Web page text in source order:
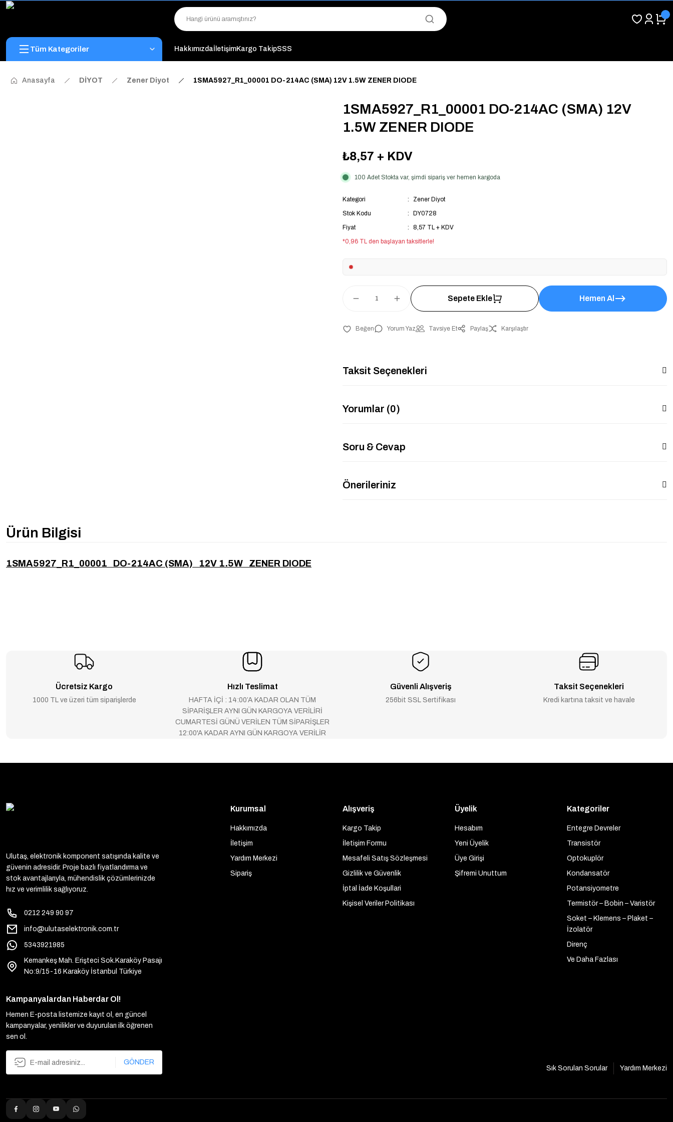
"Saat 14:00'a Kadar Verilen Siparişlerde Aynı Gün Kargo Avantajı!
"Binlerce Ürün Çeşitliliği ile Stoktan Hemen Teslim."
Tüm Kategoriler HakkımızdaİletişimKargo TakipSSS
Anasayfa DİYOT Zener Diyot 1SMA5927_R1_00001 DO-214AC (SMA) 12V 1.5W ZENER DIODE
1SMA5927_R1_00001 DO-214AC (SMA) 12V
1.5W ZENER DIODE
₺8,57 + KDV
100 Adet Stokta var, şimdi sipariş ver hemen kargoda
Kategori
Zener Diyot
Stok Kodu
DY0728
Fiyat
8,57 TL + KDV
*0,96 TL den başlayan taksitlerle!
Sepete Ekle Hemen Al
Yorum Yaz Tavsiye Et Paylaş Karşılaştır
Taksit Seçenekleri
Yorumlar (0)
Soru & Cevap
Önerileriniz
Ürün Bilgisi
1SMA5927_R1_00001 DO-214AC (SMA) 12V 1.5W ZENER DIODE
Ücretsiz Kargo
1000 TL ve üzeri tüm siparişlerde
Hızlı Teslimat
HAFTA İÇİ : 14:00’A KADAR OLAN TÜM
SİPARİŞLER AYNI GÜN KARGOYA VERİLİRİ
CUMARTESİ GÜNÜ VERİLEN TÜM SİPARİŞLER
12:00'A KADAR AYNI GÜN KARGOYA VERİLİR
Güvenli Alışveriş
256bit SSL Sertifikası
Taksit Seçenekleri
Kredi kartına taksit ve havale
Ulutaş, elektronik komponent satışında kalite ve
güvenin adresidir. Proje bazlı fiyatlandırma ve
stok avantajlarıyla, mühendislik çözümlerinizde
hız ve verimlilik sağlıyoruz.
0212 249 90 97
info@ulutaselektronik.com.tr
5343921985
Kemankeş Mah. Erişteci Sok.Karaköy Pasajı
No:9/15-16 Karaköy İstanbul Türkiye
Kurumsal
Hakkımızda
İletişim
Yardım Merkezi
Sipariş
Alışveriş
Kargo Takip
İletişim Formu
Mesafeli Satış Sözleşmesi
Gizlilik ve Güvenlik
İptal İade Koşullari
Kişisel Veriler Politikası
Üyelik
Hesabım
Yeni Üyelik
Üye Girişi
Şifremi Unuttum
Kategoriler
Entegre Devreler
Transistör
Optokuplör
Kondansatör
Potansiyometre
Termistör – Bobin – Varistör
Soket – Klemens – Plaket –
İzolatör
Direnç
Ve Daha Fazlası
Kampanyalardan Haberdar Ol!
Hemen E-posta listemize kayıt ol, en güncel
kampanyalar, yenilikler ve duyuruları ilk öğrenen
sen ol.
GÖNDER
Sık Sorulan Sorular
Yardım Merkezi